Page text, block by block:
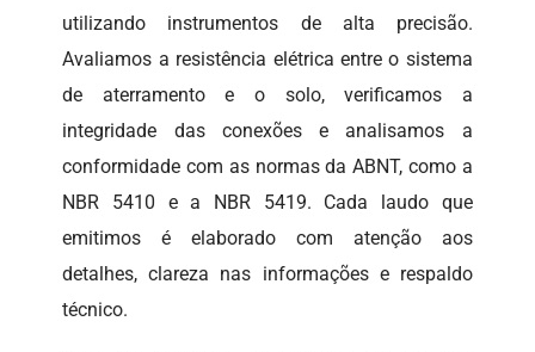
utilizando instrumentos de alta precisão.
Avaliamos a resistência elétrica entre o sistema
de aterramento e o solo, verificamos a
integridade das conexões e analisamos a
conformidade com as normas da ABNT, como a
NBR 5410 e a NBR 5419. Cada laudo que
emitimos é elaborado com atenção aos
detalhes, clareza nas informações e respaldo
técnico.